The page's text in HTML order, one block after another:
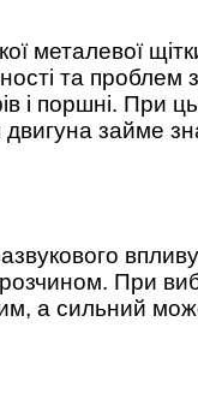
металевої
та проблем
і поршні. При
займе
При
а сильний